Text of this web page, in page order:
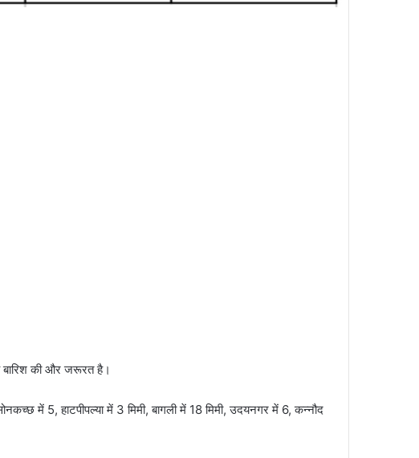
की और जरूरत है।
में 5, हाटपीपल्या में 3 मिमी, बागली में 18 मिमी, उदयनगर में 6, कन्नौद